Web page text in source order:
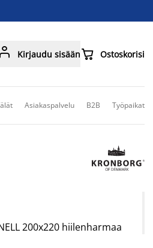
 Kirjaudu sisään Ostoskorisi
Asiakaspalvelu B2B Työpaikat
200x220 hiilenharmaa